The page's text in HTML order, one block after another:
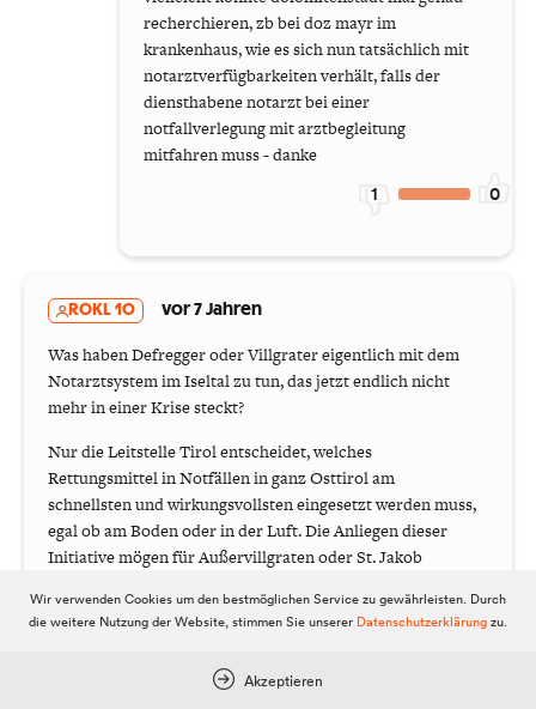
recherchieren, zb bei doz mayr im
krankenhaus, wie es sich nun tatsächlich mit
notarztverfügbarkeiten verhält, falls der
diensthabene notarzt bei einer
notfallverlegung mit arztbegleitung
mitfahren muss - danke
1 0
ROKL 10 vor 7 Jahren
Was haben Defregger oder Villgrater eigentlich mit dem
Notarztsystem im Iseltal zu tun, das jetzt endlich nicht
mehr in einer Krise steckt?
Nur die Leitstelle Tirol entscheidet, welches
Rettungsmittel in Notfällen in ganz Osttirol am
schnellsten und wirkungsvollsten eingesetzt werden muss,
egal ob am Boden oder in der Luft. Die Anliegen dieser
Initiative mögen für Außervillgraten oder St. Jakob
unterstützenswert. Eigentlich geht es dabei nur um den
Wunsch nach einer rechtlichen Absicherung einer neuen
Organisationsform der Gebietskrankenkassenstelle in St.
Jakob mit fünf Ärzten, die sich dort in ihren Diensten
Wir verwenden Cookies um den bestmöglichen Service zu gewährleisten. Durch
die weitere Nutzung der Website, stimmen Sie unserer Datenschutzerklärungzu.
Akzeptieren